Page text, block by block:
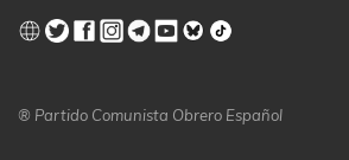
® Partido Comunista Obrero Español